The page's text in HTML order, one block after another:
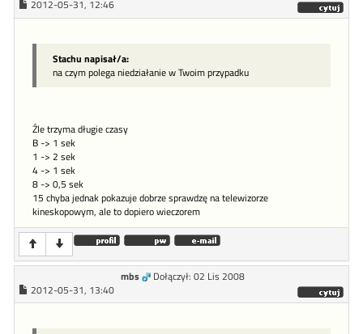
2012-05-31, 12:46
Stachu napisał/a:
na czym polega niedziałanie w Twoim przypadku
Źle trzyma długie czasy
B -> 1 sek
1 -> 2 sek
4 -> 1 sek
8 -> 0,5 sek
15 chyba jednak pokazuje dobrze sprawdzę na telewizorze
kineskopowym, ale to dopiero wieczorem
mbs
Dołączył: 02 Lis 2008
2012-05-31, 13:40